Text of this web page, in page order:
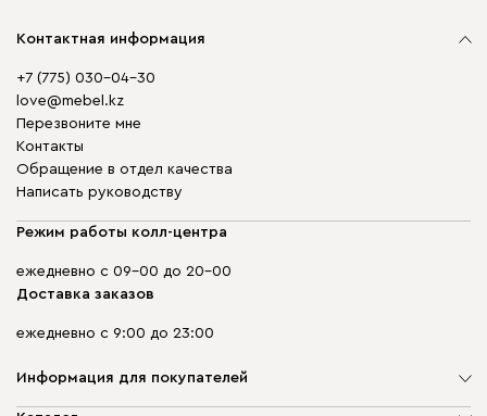
Контактная информация
+7 (775) 030-04-30
love@mebel.kz
Перезвоните мне
Контакты
Обращение в отдел качества
Написать руководству
Режим работы колл-центра
ежедневно с 09-00 до 20-00
Доставка заказов
ежедневно с 9:00 до 23:00
Информация для покупателей